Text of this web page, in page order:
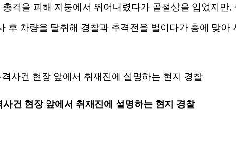
격을 피해 지붕에서 뛰어내렸다가 골절상을 입었지만
후 차량을 탈취해 경찰과 추격전을 벌이다가 총에 맞아
건 현장 앞에서 취재진에 설명하는 현지 경찰